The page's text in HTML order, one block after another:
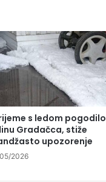
s ledom pogodilo
Gradačca, stiže
upozorenje
2026